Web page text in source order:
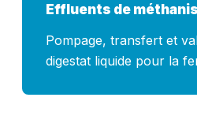
Effluents de
Pompage, transfert et
digestat liquide pour la